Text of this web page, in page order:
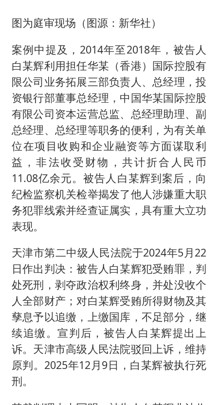
图为庭审现场（图源：新华社）
案例中提及，2014年至2018年，被告人
白某辉利用担任华某（香港）国际控股有
限公司业务拓展三部负责人、总经理，投
资银行部董事总经理，中国华某国际控股
有限公司资本运营总监、总经理助理、副
总经理、总经理等职务的便利，为有关单
位在项目收购和企业融资等方面谋取利
益，非法收受财物，共计折合人民币
11.08亿余元。被告人白某辉到案后，向
纪检监察机关检举揭发了他人涉嫌重大职
务犯罪线索并经查证属实，具有重大立功
表现。
天津市第二中级人民法院于2024年5月22
日作出判决：被告人白某辉犯受贿罪，判
处死刑，剥夺政治权利终身，并处没收个
人全部财产；对白某辉受贿所得财物及其
孳息予以追缴，上缴国库，不足部分，继
续追缴。宣判后，被告人白某辉提出上
诉。天津市高级人民法院驳回上诉，维持
原判。2025年12月9日，白某辉被执行死
刑。